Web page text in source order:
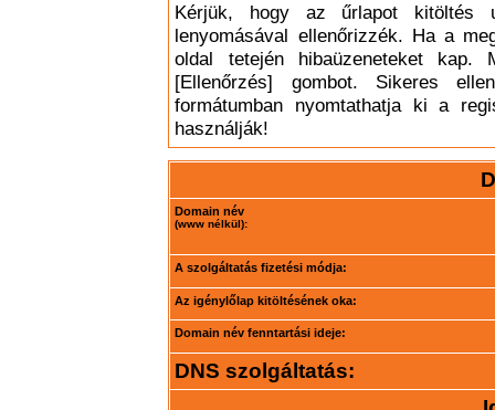
Kérjük, hogy az űrlapot kitöltés
lenyomásával ellenőrizzék. Ha a
oldal tetején hibaüzeneteket
[Ellenőrzés] gombot. Sikeres
formátumban nyomtathatja ki a
használják!
Domain név
(www nélkül):
A szolgáltatás fizetési módja:
Az igénylőlap kitöltésének oka:
Domain név fenntartási ideje:
DNS szolgáltatás: